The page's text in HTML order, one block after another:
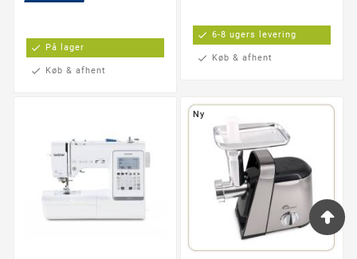
check På lager
check Køb & afhent
check 6-8 ugers levering
check Køb & afhent
Ny